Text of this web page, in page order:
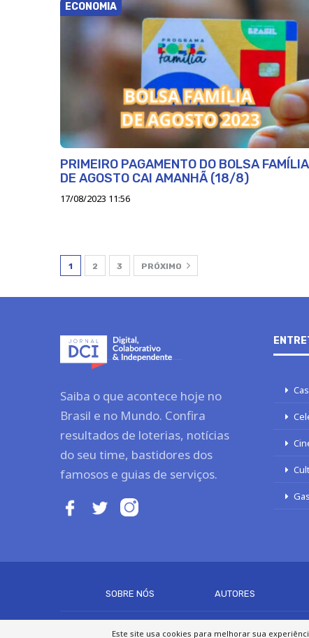
ECONOMIA
PRIMEIRO PAGAMENTO DO BOLSA FAMÍLIA
DE AGOSTO CAI AMANHÃ (18/8)
17/08/2023 11:56
1 2 3 PRÓXIMO
Saiba o que acontece hoje no
Brasil e no Mundo. Confira
resultados de loterias, notícias
do seu time, bastidores dos
famosos e guias de serviços.
SOBRE NÓS AUTORES
Este site usa cookies para melhorar sua